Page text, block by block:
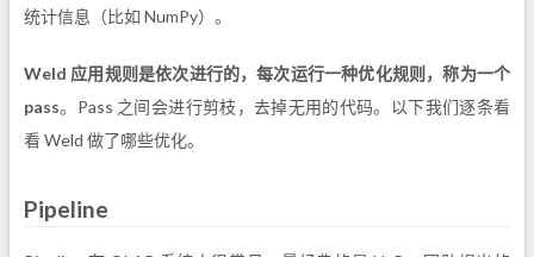
统计信息（比如 NumPy）。
Weld 应用规则是依次进行的，每次运行一种优化规则，称为一个
pass。Pass 之间会进行剪枝，去掉无用的代码。以下我们逐条看
看 Weld 做了哪些优化。
Pipeline